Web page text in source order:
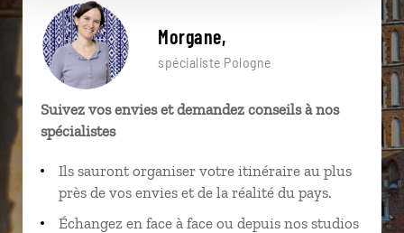
Morgane,
spécialiste Pologne
Suivez vos envies et demandez conseils à nos
spécialistes
Ils sauront organiser votre itinéraire au plus
près de vos envies et de la réalité du pays.
Échangez en face à face ou depuis nos studios